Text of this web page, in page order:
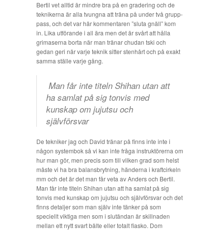
Bertil vet alltid är mindre bra på en gradering och de
teknikerna är alla tvungna att träna på under två grupp-
pass, och det var här kommentaren ”sluta gnäll” kom
in. Lika utförande i all ära men det är svårt att hålla
grimaserna borta när man tränar chudan tski och
gedan geri när varje teknik sitter stenhårt och på exakt
samma ställe varje gång.
Man får inte titeln Shihan utan att
ha samlat på sig tonvis med
kunskap om jujutsu och
självförsvar
De tekniker jag och David tränar på finns inte inte i
någon systembok så vi kan inte fråga instruktörerna om
hur man gör, men precis som till vilken grad som helst
måste vi ha bra balansbrytning, händerna i kraftcirkeln
mm och det är det man får veta av Anders och Bertil.
Man får inte titeln Shihan utan att ha samlat på sig
tonvis med kunskap om jujutsu och självförsvar och det
finns detaljer som man själv inte tänker på som
speciellt viktiga men som i slutändan är skillnaden
mellan ett nytt svart bälte eller totalt fiasko. Dom